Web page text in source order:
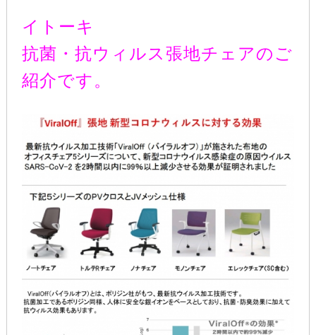
イトーキ
抗菌・抗ウィルス張地チェアのご
紹介です。